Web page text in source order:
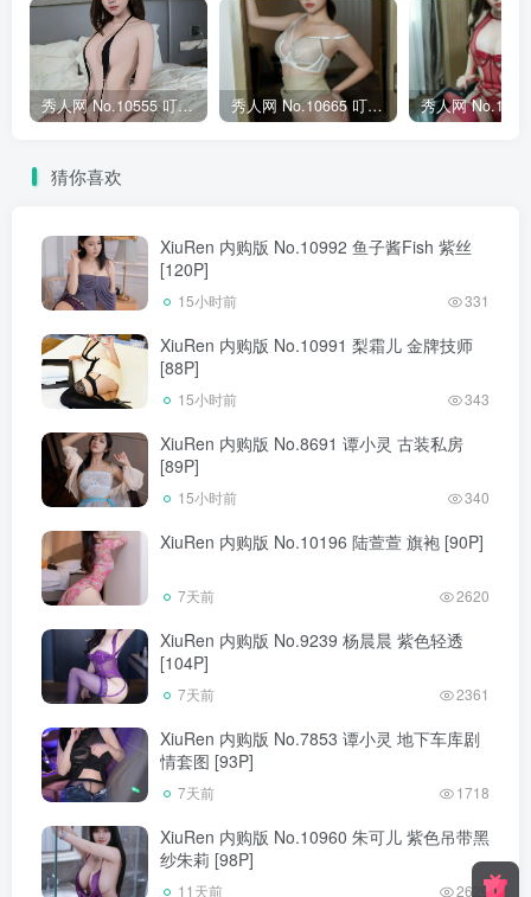
秀人网 No.10555 叮当DD [75P] 秀人网 No.10665 叮当DD [72P]
猜你喜欢
XiuRen 内购版 No.10992 鱼子酱Fish 紫丝
[120P]
15小时前 331
XiuRen 内购版 No.10991 梨霜儿 金牌技师
[88P]
15小时前 343
XiuRen 内购版 No.8691 谭小灵 古装私房
[89P]
15小时前 340
XiuRen 内购版 No.10196 陆萱萱 旗袍 [90P]
7天前 2620
XiuRen 内购版 No.9239 杨晨晨 紫色轻透
[104P]
7天前 2361
XiuRen 内购版 No.7853 谭小灵 地下车库剧
情套图 [93P]
7天前 1718
XiuRen 内购版 No.10960 朱可儿 紫色吊带黑
纱朱莉 [98P]
11天前 2629